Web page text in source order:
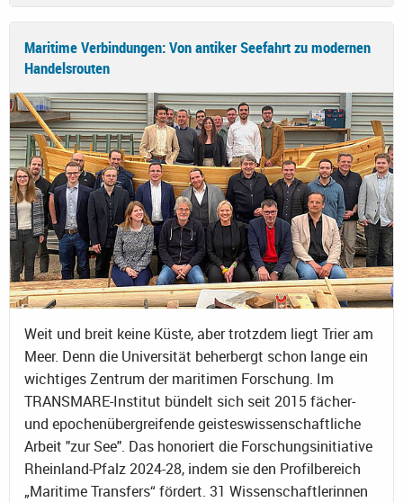
Maritime Verbindungen: Von antiker Seefahrt zu modernen
Handelsrouten
Weit und breit keine Küste, aber trotzdem liegt Trier am
Meer. Denn die Universität beherbergt schon lange ein
wichtiges Zentrum der maritimen Forschung. Im
TRANSMARE-Institut bündelt sich seit 2015 fächer-
und epochenübergreifende geisteswissenschaftliche
Arbeit "zur See". Das honoriert die Forschungsinitiative
Rheinland-Pfalz 2024-28, indem sie den Profilbereich
„Maritime Transfers“ fördert. 31 Wissenschaftlerinnen